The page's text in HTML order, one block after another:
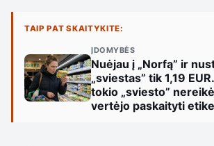
TAIP PAT SKAITYKITE:
ĮDOMYBĖS
Nuėjau į „Norfą” ir
„sviestas” tik 1,19
tokio „sviesto”
vertėjo paskaityti